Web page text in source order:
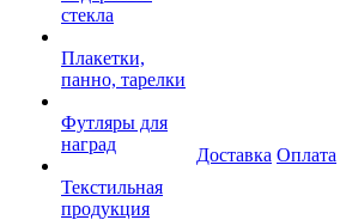
стекла
Плакетки,
панно, тарелки
Футляры для
наград
Текстильная
продукция
Доставка Оплата